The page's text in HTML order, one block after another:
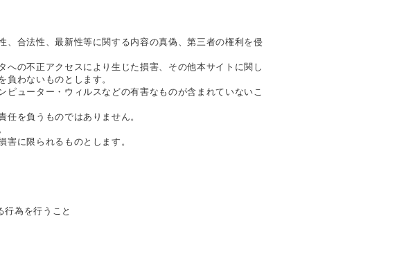
合法性、最新性等に関する内容の真偽、第三者の権利を侵
の不正アクセスにより生じた損害、その他本サイトに関し
わないものとします。
ューター・ウィルスなどの有害なものが含まれていないこ
を負うものではありません。
に限られるものとします。
為を行うこと